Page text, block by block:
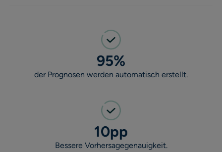
95%
der Prognosen werden automatisch erstellt.
10pp
Bessere Vorhersagegenauigkeit.